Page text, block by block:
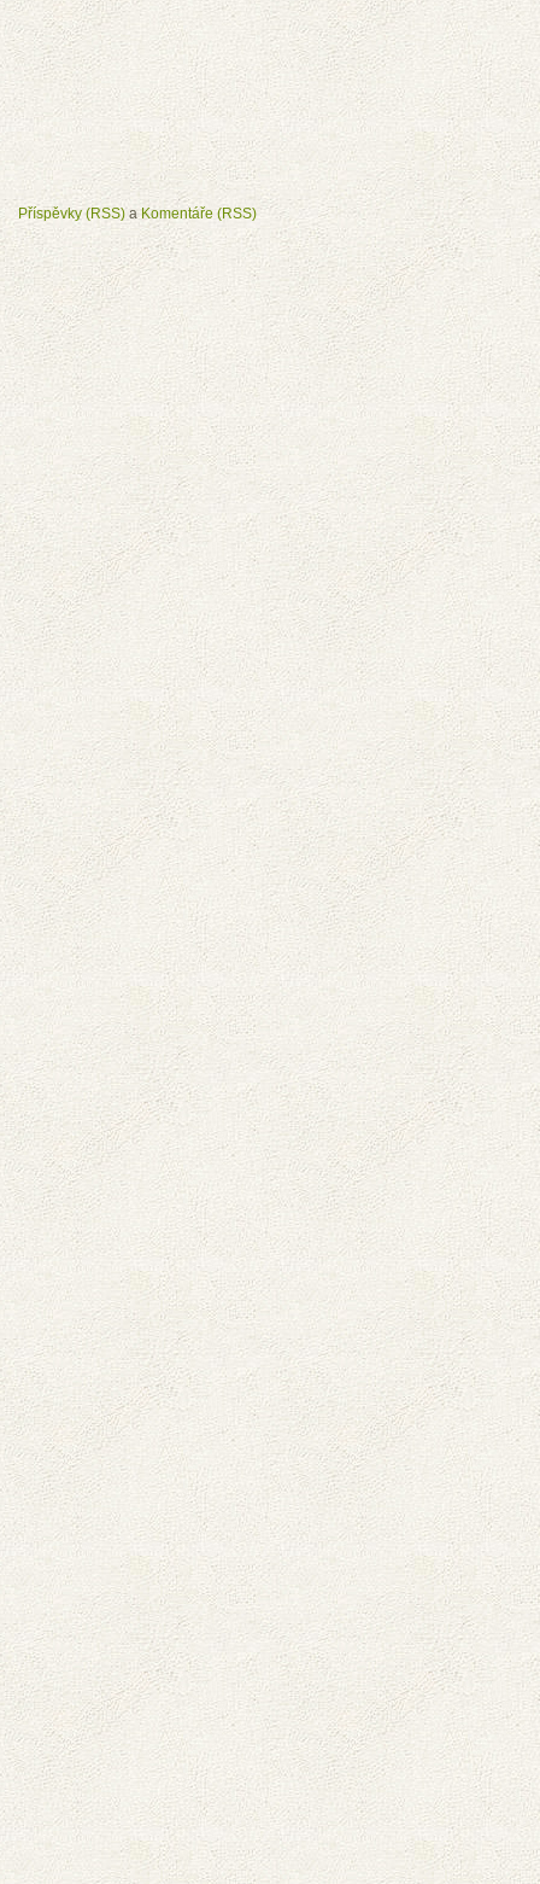
Příspěvky (RSS)a Komentáře (RSS)